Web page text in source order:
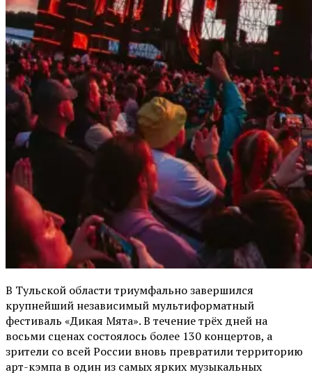
В Тульской области триумфально завершился
крупнейший независимый мультиформатный
фестиваль «Дикая Мята». В течение трёх дней на
восьми сценах состоялось более 130 концертов, а
зрители со всей России вновь превратили территорию
арт-кэмпа в один из самых ярких музыкальных